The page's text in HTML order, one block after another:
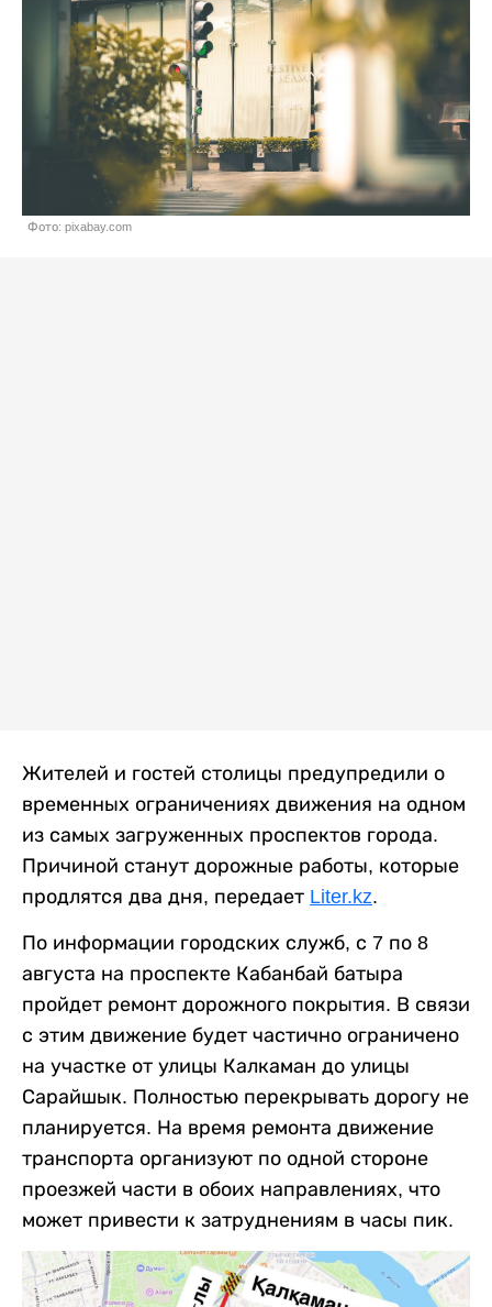
Фото: pixabay.com
Жителей и гостей столицы предупредили о
временных ограничениях движения на одном
из самых загруженных проспектов города.
Причиной станут дорожные работы, которые
продлятся два дня, передает Liter.kz.
По информации городских служб, с 7 по 8
августа на проспекте Кабанбай батыра
пройдет ремонт дорожного покрытия. В связи
с этим движение будет частично ограничено
на участке от улицы Калкаман до улицы
Сарайшык. Полностью перекрывать дорогу не
планируется. На время ремонта движение
транспорта организуют по одной стороне
проезжей части в обоих направлениях, что
может привести к затруднениям в часы пик.